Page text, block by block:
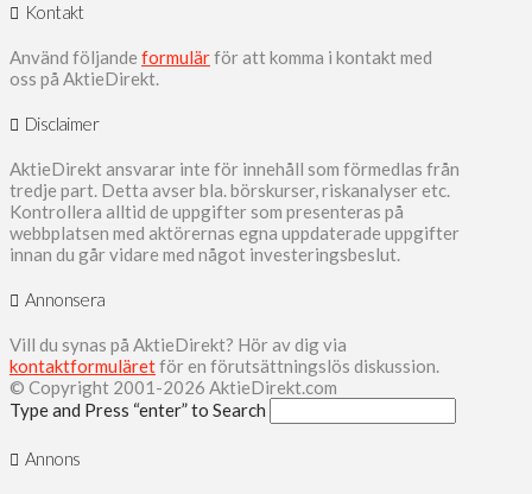
Kontakt
Använd följande formulärför att komma i kontakt med
oss på AktieDirekt.
Disclaimer
AktieDirekt ansvarar inte för innehåll som förmedlas från
tredje part. Detta avser bla. börskurser, riskanalyser etc.
Kontrollera alltid de uppgifter som presenteras på
webbplatsen med aktörernas egna uppdaterade uppgifter
innan du går vidare med något investeringsbeslut.
Annonsera
Vill du synas på AktieDirekt? Hör av dig via
kontaktformuläretför en förutsättningslös diskussion.
© Copyright 2001-2026 AktieDirekt.com
Type and Press “enter” to Search
Annons